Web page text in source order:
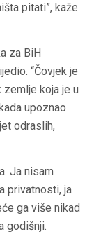
pitati”, kaže
za BiH
“Čovjek je
koja je u
upoznao
odraslih,
Ja nisam
privatnosti, ja
ga više nikad
godišnji.